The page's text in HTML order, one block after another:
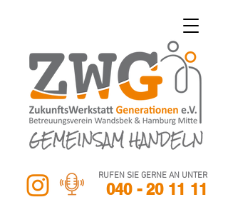
RUFEN SIE GERNE AN UNTER
040 - 20 11 11